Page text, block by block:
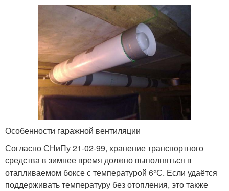
Особенности гаражной вентиляции
Согласно СНиПу 21-02-99, хранение транспортного
средства в зимнее время должно выполняться в
отапливаемом боксе с температурой 6°С. Если удаётся
поддерживать температуру без отопления, это также